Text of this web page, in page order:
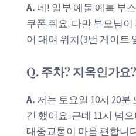
A. 네! 일부 예물·예복 부
쿠폰 줘요. 다만 부모님
어 대여 위치(3번 게이트
Q. 주차? 지옥인가요?
A. 저는 토요일 10시 20분
긴 했어요. 근데 11시 넘
대중교통이 마음 편합니